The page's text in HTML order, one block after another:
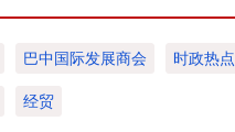
巴中国际发展商会 时政热点
经贸